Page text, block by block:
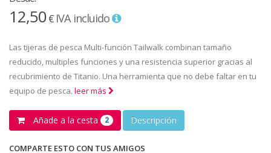
12,50€ IVA incluido
Las tijeras de pesca Multi-función Tailwalk combinan tamaño
reducido, multiples funciones y una resistencia superior gracias al
recubrimiento de Titanio. Una herramienta que no debe faltar en tu
equipo de pesca. leer más
Añade a la cesta 2 Descripción
COMPARTE ESTO CON TUS AMIGOS